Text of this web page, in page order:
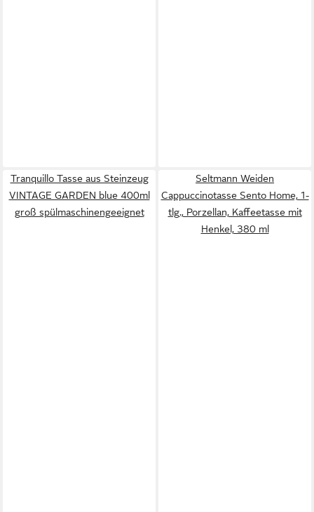
Tranquillo Tasse aus Steinzeug
VINTAGE GARDEN blue 400ml
groß spülmaschinengeeignet
Seltmann Weiden
Cappuccinotasse Sento Home, 1-
tlg., Porzellan, Kaffeetasse mit
Henkel, 380 ml